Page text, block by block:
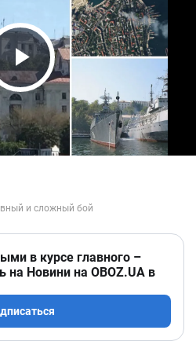
Video
в курсе главного –
на Новини на OBOZ.UA в